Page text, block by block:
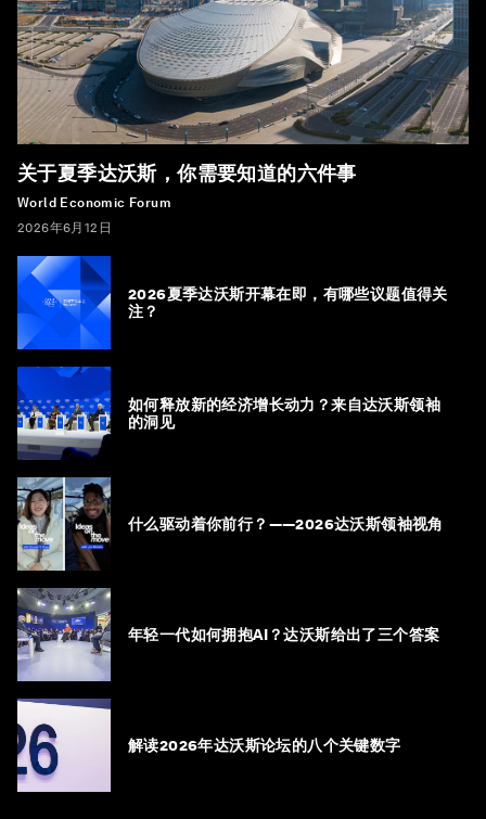
关于夏季达沃斯，你需要知道的六件事
World Economic Forum
2026年6月12日
2026夏季达沃斯开幕在即，有哪些议题值得关
注？
如何释放新的经济增长动力？来自达沃斯领袖
的洞见
什么驱动着你前行？——2026达沃斯领袖视角
年轻一代如何拥抱AI？达沃斯给出了三个答案
解读2026年达沃斯论坛的八个关键数字